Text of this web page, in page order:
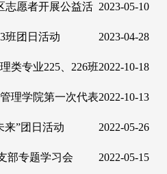
志愿者开展公益活 2023-05-10
班团日活动 2023-04-28
类专业225、226班2022-10-18
理学院第一次代表2022-10-13
来”团日活动 2022-05-26
部专题学习会 2022-05-15